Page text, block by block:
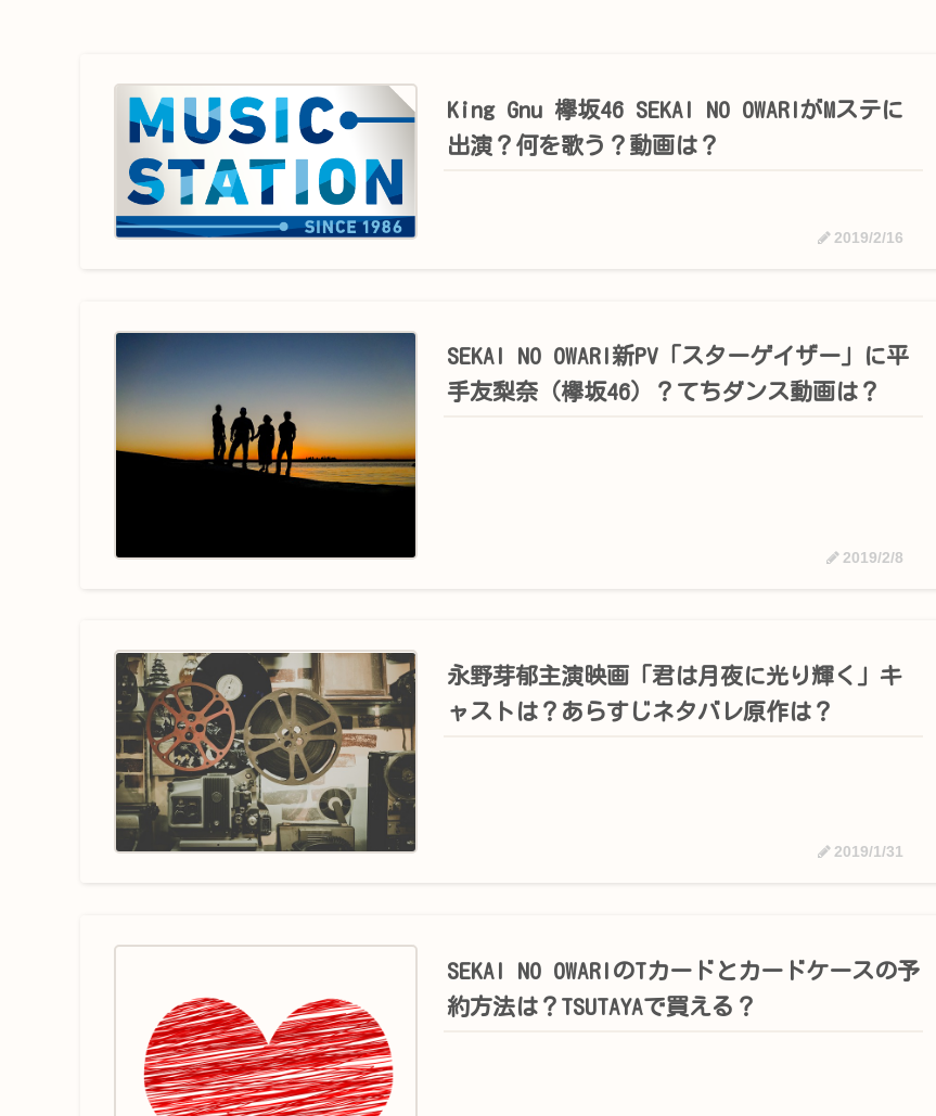
King Gnu 欅坂46 SEKAI NO OWARIがMステに
出演？何を歌う？動画は？
2019/2/16
SEKAI NO OWARI新PV「スターゲイザー」に平
手友梨奈（欅坂46）？てちダンス動画は？
2019/2/8
永野芽郁主演映画「君は月夜に光り輝く」キ
ャストは？あらすじネタバレ原作は？
2019/1/31
SEKAI NO OWARIのTカードとカードケースの予
約方法は？TSUTAYAで買える？